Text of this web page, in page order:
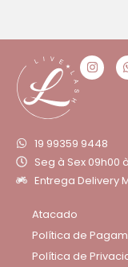
19 99359 9448
Seg à Sex 09h00
Entrega Delivery
Atacado
Política de
Política de